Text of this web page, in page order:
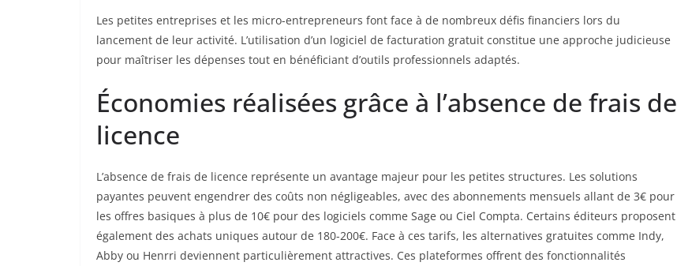
Les petites entreprises et les micro-entrepreneurs font face à de nombreux défis financiers lors du
lancement de leur activité. L’utilisation d’un logiciel de facturation gratuit constitue une approche judicieuse
pour maîtriser les dépenses tout en bénéficiant d’outils professionnels adaptés.
Économies réalisées grâce à l’absence de frais de
licence
L’absence de frais de licence représente un avantage majeur pour les petites structures. Les solutions
payantes peuvent engendrer des coûts non négligeables, avec des abonnements mensuels allant de 3€ pour
les offres basiques à plus de 10€ pour des logiciels comme Sage ou Ciel Compta. Certains éditeurs proposent
également des achats uniques autour de 180-200€. Face à ces tarifs, les alternatives gratuites comme Indy,
Abby ou Henrri deviennent particulièrement attractives. Ces plateformes offrent des fonctionnalités